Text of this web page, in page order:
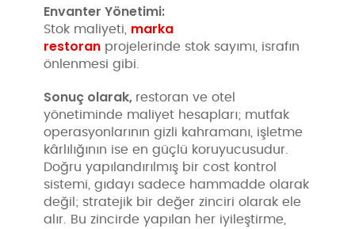
Envanter Yönetimi:
Stok maliyeti, marka
restoran projelerinde stok sayımı, israfın
önlenmesi gibi.
Sonuç olarak, restoran ve otel
yönetiminde maliyet hesapları; mutfak
operasyonlarının gizli kahramanı, işletme
kârlılığının ise en güçlü koruyucusudur.
Doğru yapılandırılmış bir cost kontrol
sistemi, gıdayı sadece hammadde olarak
değil; stratejik bir değer zinciri olarak ele
alır. Bu zincirde yapılan her iyileştirme,